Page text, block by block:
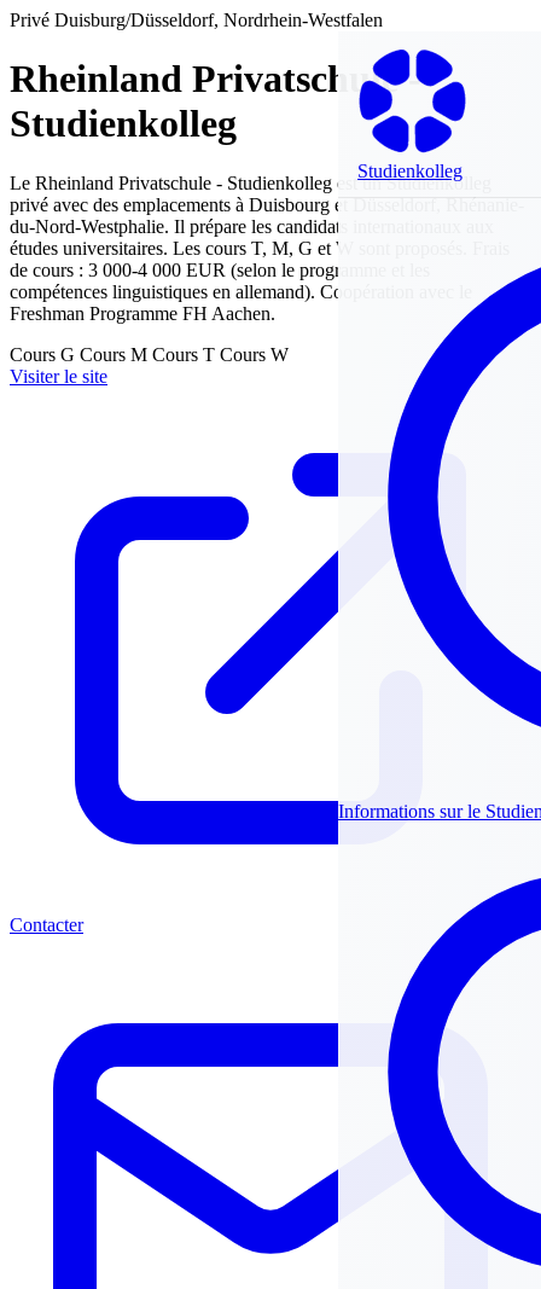
Studienkolleg
Informations sur le
Privé Duisburg/Düsseldorf, Nordrhein-Westfalen
Rheinland Privatschule -
Studienkolleg
Le Rheinland Privatschule - Studienkolleg est un Studienkolleg
privé avec des emplacements à Duisbourg et Düsseldorf, Rhénanie-
du-Nord-Westphalie. Il prépare les candidats internationaux aux
études universitaires. Les cours T, M, G et W sont proposés. Frais
de cours : 3 000-4 000 EUR (selon le programme et les
compétences linguistiques en allemand). Coopération avec le
Freshman Programme FH Aachen.
Cours G Cours M Cours T Cours W
Visiter le site
Contacter